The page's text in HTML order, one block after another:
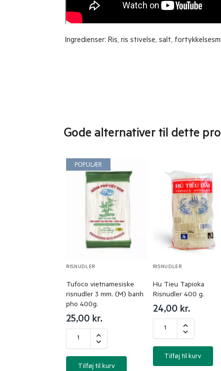
Ingredienser: Ris, ris stivelse, salt,
Gode alternativer til dette
POPULÆR
RISNUDLER
Tufoco vietnamesiske
risnudler 3 mm. (M) banh
pho 400g.
25,00 kr.
Tilføj til kurv
RISNUDLER
Hu Tieu Tapioka
Risnudler 400 g.
24,00 kr.
Tilføj til kurv